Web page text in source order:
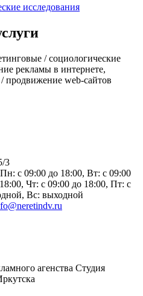
исследования
/ социологические
рекламы в интернете,
продвижение web-сайтов
3
Пн: с 09:00 до 18:00, Вт: с 09:00
Чт: с 09:00 до 18:00, Пт: с
Вс: выходной
агенства Студия